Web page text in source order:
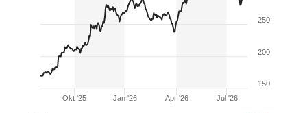
Okt '25 Jan '26 Apr '26 Jul '26
150
200
250